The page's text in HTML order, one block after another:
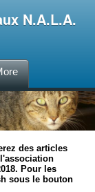
N.A.L.A.
des articles
Pour les
sous le bouton